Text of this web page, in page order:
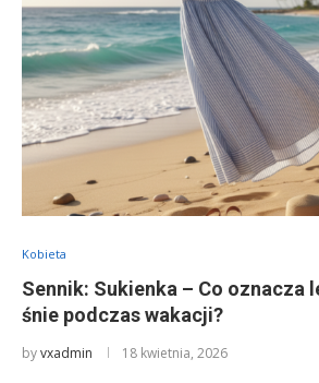
Kobieta
Sennik: Sukienka – Co oznacza
śnie podczas wakacji?
byvxadmin 18 kwietnia, 2026